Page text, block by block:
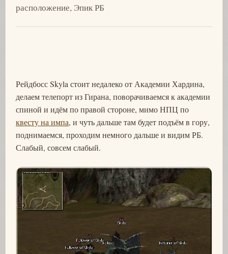
расположение, Эпик РБ
Рейдбосс Skyla стоит недалеко от Академии Хардина,
делаем телепорт из Гирана, поворачиваемся к академии
спиной и идём по правой стороне, мимо НПЦ по
квесту на импа, и чуть дальше там будет подъём в гору,
поднимаемся, проходим немного дальше и видим РБ.
Слабый, совсем слабый.